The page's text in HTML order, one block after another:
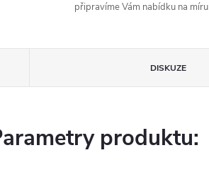
připravíme Vám nabídku na míru
DISKUZE
produktu: